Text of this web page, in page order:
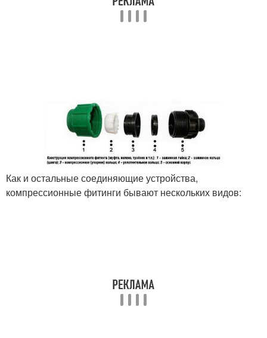
Как и остальные соединяющие устройства,
компрессионные фитинги бывают нескольких видов: